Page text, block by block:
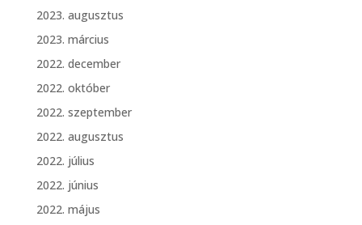
2023. augusztus
2023. március
2022. december
2022. október
2022. szeptember
2022. augusztus
2022. július
2022. június
2022. május